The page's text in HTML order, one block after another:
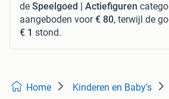
de Speelgoed | Actiefiguren
aangeboden voor€ 80, terwijl de
€ 1 stond.
Home Kinderen en Baby's